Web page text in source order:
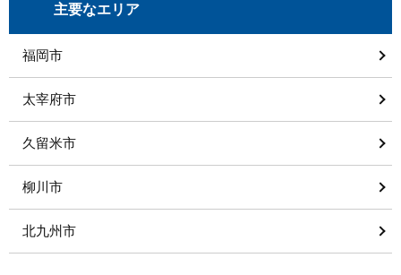
主要なエリア
福岡市
太宰府市
久留米市
柳川市
北九州市